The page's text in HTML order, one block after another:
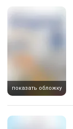
показать обложку